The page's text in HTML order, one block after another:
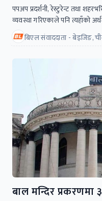
पपअप प्रदर्शनी, रेस्टुरेन्ट तथा
व्यवस्था गरिएकाले पनि त्यहाँको
बिएल संवाददाता - बेइजिङ,
बाल मन्दिर प्रकरणमा